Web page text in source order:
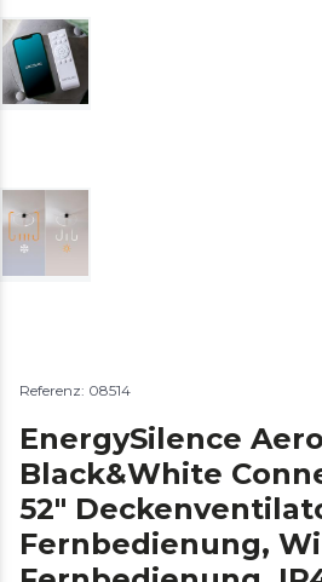
Referenz: 08514
EnergySilence
Black&White
52"
Fernbedienung,